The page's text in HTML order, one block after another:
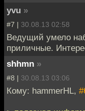
yvu »
#7 | 30.08.13 02:58
Ведущий умело
приличные.
shhmn »
#8 | 30.08.13 03:06
Кому: hammerHL,